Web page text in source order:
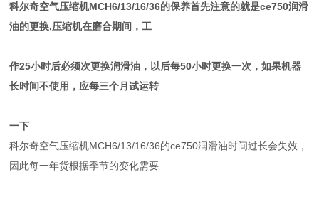
科尔奇空气压缩机MCH6/13/16/36的保养首先注意的就是ce750润滑
油的更换,压缩机在磨合期间，工
作25小时后必须次更换润滑油，以后每50小时更换一次，如果机器
长时间不使用，应每三个月试运转
一下
科尔奇空气压缩机MCH6/13/16/36的ce750润滑油时间过长会失效，
因此每一年货根据季节的变化需要